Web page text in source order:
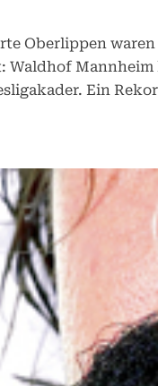
Oberlippen
Waldhof Mannheim
Ein